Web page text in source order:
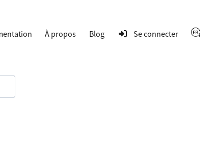
À propos Blog Se connecter